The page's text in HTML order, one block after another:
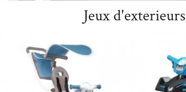
Jeux d'exterieurs
Jeux d'exterieurs